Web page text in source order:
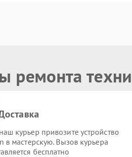
ремонта
курьер привозите устройство
в мастерскую. Вызов курьера
бесплатно